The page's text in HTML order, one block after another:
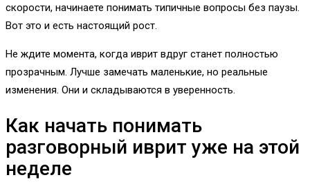
скорости, начинаете понимать типичные вопросы без паузы.
Вот это и есть настоящий рост.
Не ждите момента, когда иврит вдруг станет полностью
прозрачным. Лучше замечать маленькие, но реальные
изменения. Они и складываются в уверенность.
Как начать понимать
разговорный иврит уже на этой
неделе